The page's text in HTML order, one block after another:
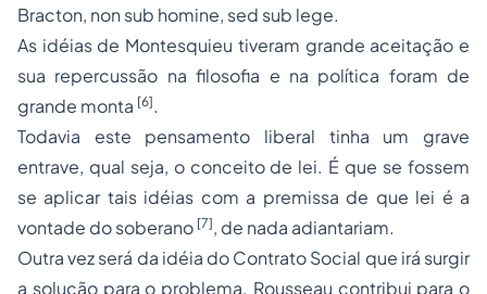
Bracton, non sub homine, sed sub lege.
As idéias de Montesquieu tiveram grande aceitação e
sua repercussão na filosofia e na política foram de
grande monta [6].
Todavia este pensamento liberal tinha um grave
entrave, qual seja, o conceito de lei. É que se fossem
se aplicar tais idéias com a premissa de que lei é a
vontade do soberano [7], de nada adiantariam.
Outra vez será da idéia do Contrato Social que irá surgir
a solução para o problema. Rousseau contribui para o